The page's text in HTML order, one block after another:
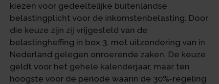
kiezen voor gedeeltelijke buitenlandse
belastingplicht voor de inkomstenbelasting. Door
die keuze zijn zij vrijgesteld van de
belastingheffing in box 3, met uitzondering van in
Nederland gelegen onroerende zaken. De keuze
geldt voor het gehele kalenderjaar, maar ten
hoogste voor de periode waarin de 30%-regeling